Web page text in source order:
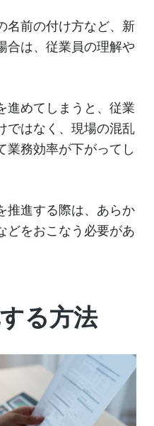
名前の付け方など、新
合は、従業員の理解や
進めてしまうと、従業
ではなく、現場の混乱
業務効率が下がってし
推進する際は、あらか
どをおこなう必要があ
る方法